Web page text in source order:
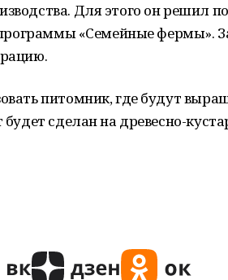
Для этого он решил
«Семейные фермы».
питомник, где будут
сделан на древесно-